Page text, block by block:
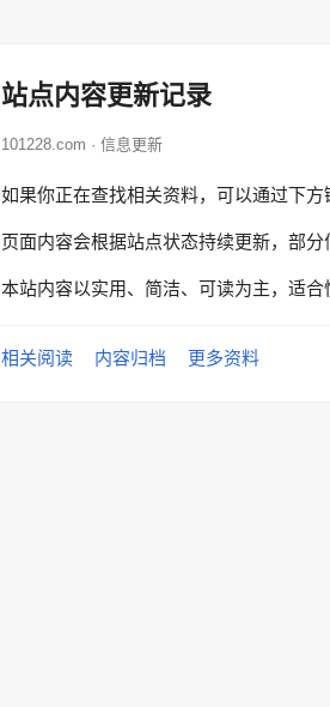
站点内容更新记录
101228.com · 信息更新
如果你正在查找相关资料，可以通过下方
页面内容会根据站点状态持续更新，部
本站内容以实用、简洁、可读为主，适合
相关阅读 内容归档 更多资料